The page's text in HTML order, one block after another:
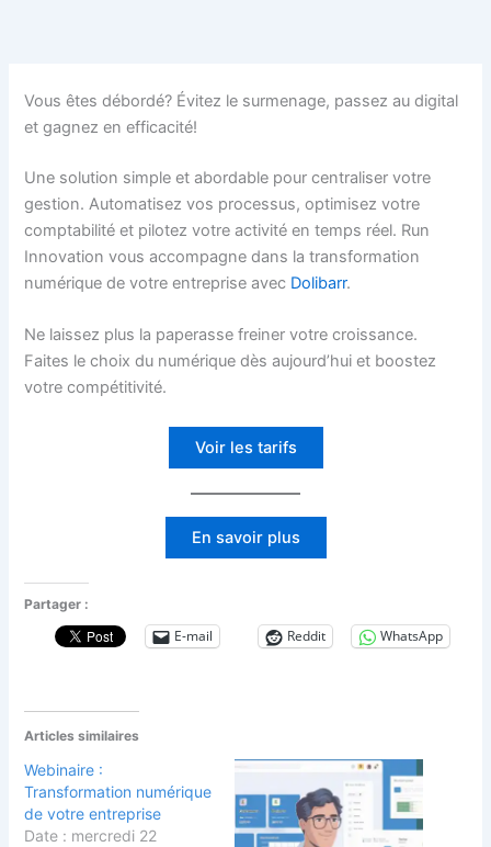
Vous êtes débordé? Évitez le surmenage, passez au digital
et gagnez en efficacité!
Une solution simple et abordable pour centraliser votre
gestion. Automatisez vos processus, optimisez votre
comptabilité et pilotez votre activité en temps réel. Run
Innovation vous accompagne dans la transformation
numérique de votre entreprise avec Dolibarr.
Ne laissez plus la paperasse freiner votre croissance.
Faites le choix du numérique dès aujourd’hui et boostez
votre compétitivité.
Voir les tarifs
En savoir plus
Partager :
E-mail Reddit WhatsApp
Articles similaires
Webinaire :
Transformation numérique
de votre entreprise
Date : mercredi 22